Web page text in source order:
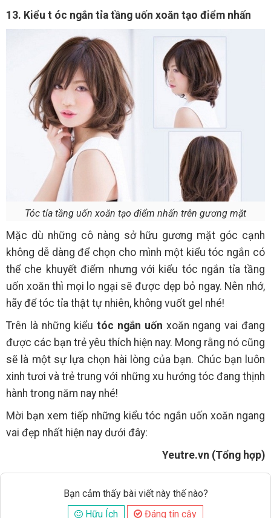
13. Kiểu t óc ngắn tỉa tầng uốn xoăn tạo điểm nhấn
Tóc tỉa tầng uốn xoăn tạo điểm nhấn trên gương mặt
Mặc dù những cô nàng sở hữu gương mặt góc cạnh
không dễ dàng để chọn cho mình một kiểu tóc ngắn có
thể che khuyết điểm nhưng với kiểu tóc ngắn tỉa tầng
uốn xoăn thì mọi lo ngại sẽ được dẹp bỏ ngay. Nên nhớ,
hãy để tóc tỉa thật tự nhiên, không vuốt gel nhé!
Trên là những kiểutóc ngắn uốn xoăn ngang vai đang
được các bạn trẻ yêu thích hiện nay. Mong rằng nó cũng
sẽ là một sự lựa chọn hài lòng của bạn. Chúc bạn luôn
xinh tươi và trẻ trung với những xu hướng tóc đang thịnh
hành trong năm nay nhé!
Mời bạn xem tiếp những kiểu tóc ngắn uốn xoăn ngang
vai đẹp nhất hiện nay dưới đây:
Yeutre.vn (Tổng hợp)
Bạn cảm thấy bài viết này thế nào?
Hữu Ích
Đáng tin cậy